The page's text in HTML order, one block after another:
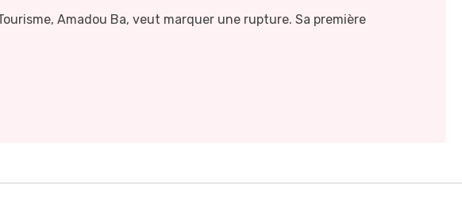
Amadou Ba, veut marquer une rupture. Sa première